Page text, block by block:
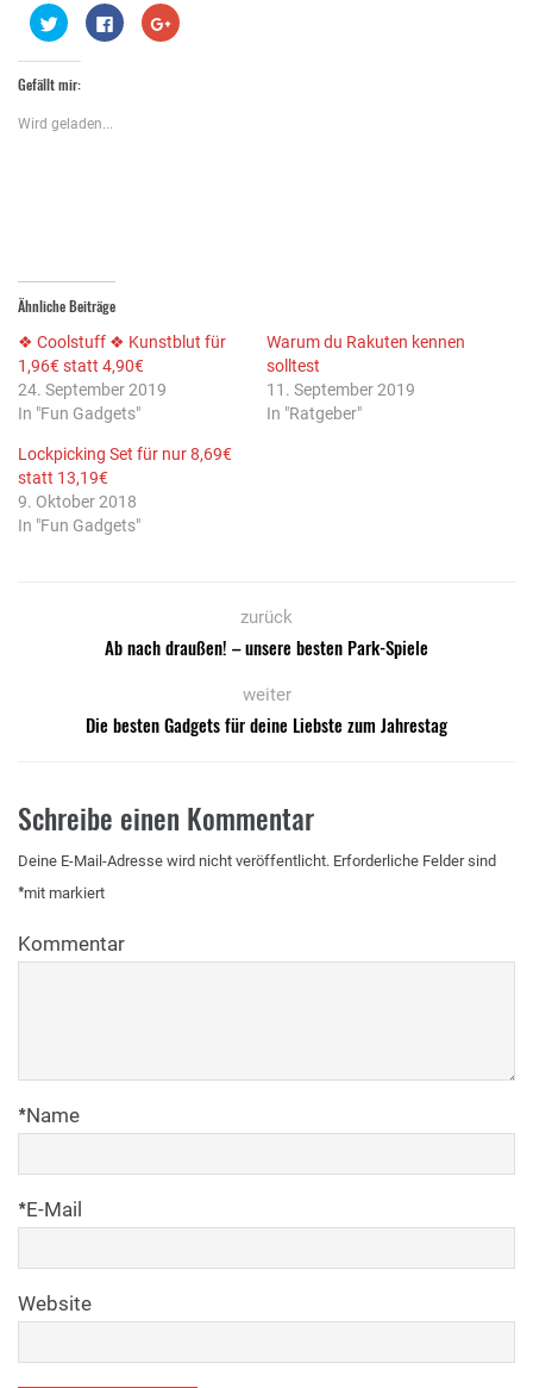
Klick,
um
Twitter
zu
teilen
in
neuem
Klick,
um
Zum
Teilen
Gefällt mir:
Wird geladen...
Ähnliche Beiträge
❖ Coolstuff ❖ Kunstblut für
1,96€ statt 4,90€
24. September 2019
In "Fun Gadgets"
Warum du Rakuten kennen
solltest
11. September 2019
In "Ratgeber"
Lockpicking Set für nur 8,69€
statt 13,19€
9. Oktober 2018
In "Fun Gadgets"
zurück
Ab nach draußen! – unsere besten Park-Spiele
weiter
Die besten Gadgets für deine Liebste zum Jahrestag
Schreibe einen Kommentar
Deine E-Mail-Adresse wird nicht veröffentlicht. Erforderliche Felder sind
mit
* markiert
Kommentar
Name
*
E-Mail
*
Website